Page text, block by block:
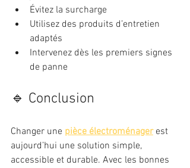
Évitez la surcharge
Utilisez des produits d’entretien
adaptés
Intervenez dès les premiers signes
de panne
🔹 Conclusion
Changer une pièce électroménager est
aujourd’hui une solution simple,
accessible et durable. Avec les bonnes